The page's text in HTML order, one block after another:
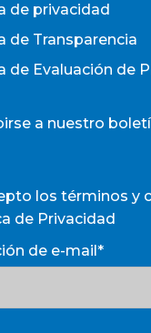
de privacidad
de Transparencia
de Evaluación de
a nuestro
los términos y
de Privacidad
de e-mail*